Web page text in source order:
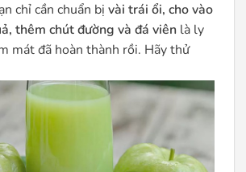
chỉ cần chuẩn bị vài trái ổi, cho vào
thêm chút đường và đá viên là ly
mát đã hoàn thành rồi. Hãy thử